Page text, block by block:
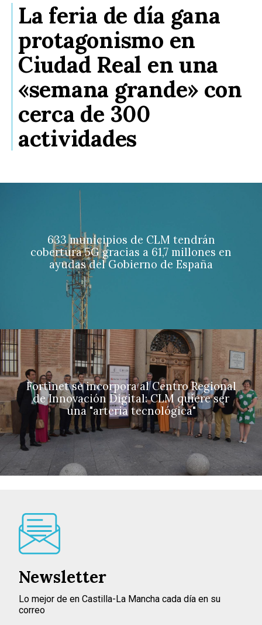
La feria de día gana
protagonismo en
Ciudad Real en una
«semana grande» con
cerca de 300
actividades
633 municipios de CLM tendrán
cobertura 5G gracias a 61,7 millones en
ayudas del Gobierno de España
Fortinet se incorpora al Centro Regional
de Innovación Digital: CLM quiere ser
una "arteria tecnológica"
Newsletter
Lo mejor de en Castilla-La Mancha cada día en su
correo